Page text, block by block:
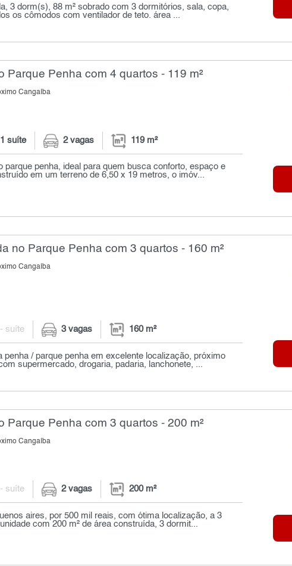
3 dorm(s), 88 m² sobrado com 3 dormitórios, sala, copa,
os cômodos com ventilador de teto. área ...
Parque Penha com 4 quartos - 119 m²
Cangaíba
1 suíte 2 vagas 119 m²
parque penha, ideal para quem busca conforto, espaço e
em um terreno de 6,50 x 19 metros, o imóv...
no Parque Penha com 3 quartos - 160 m²
Cangaíba
- suíte 3 vagas 160 m²
penha / parque penha em excelente localização, próximo
supermercado, drogaria, padaria, lanchonete, ...
Parque Penha com 3 quartos - 200 m²
Cangaíba
- suíte 2 vagas 200 m²
aires, por 500 mil reais, com ótima localização, a 3
com 200 m² de área construída, 3 dormit...